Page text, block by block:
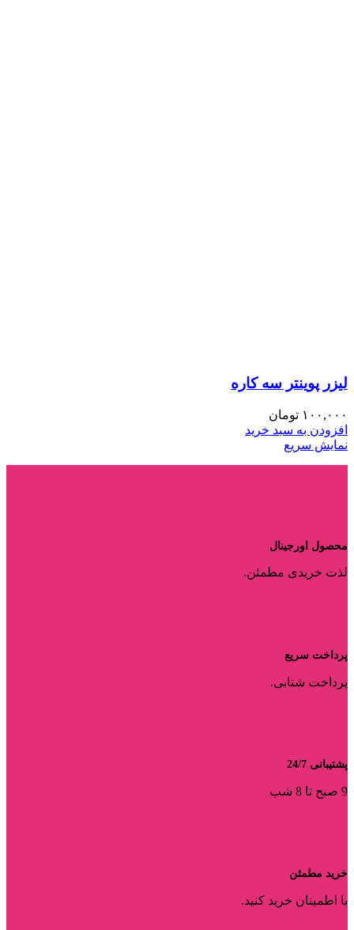
لیزر پوینتر سه کاره
۱۰۰,۰۰۰ تومان
افزودن به سبد خرید
نمایش سریع
محصول اورجینال
لذت خریدی مطمئن.
پرداخت سریع
پرداخت شتابی.
پشتیبانی 24/7
9 صبح تا 8 شب
خرید مطمئن
با اطمینان خرید کنید.